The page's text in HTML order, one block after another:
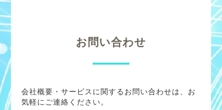
お問い合わせ
会社概要・サービスに関するお問い合わせは、お
気軽にご連絡ください。